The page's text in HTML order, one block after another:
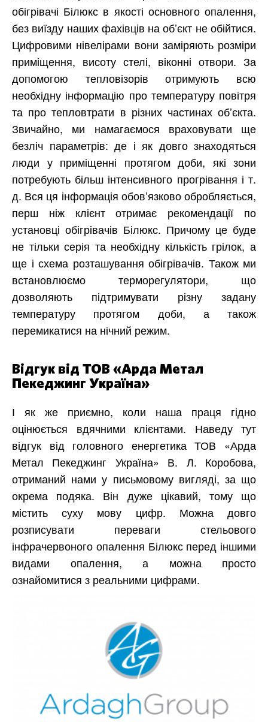
обігрівачі Білюкс в якості основного опалення,
без виїзду наших фахівців на об’єкт не обійтися.
Цифровими нівелірами вони заміряють розміри
приміщення, висоту стелі, віконні отвори. За
допомогою тепловізорів отримують всю
необхідну інформацію про температуру повітря
та про тепловтрати в різних частинах об’єкта.
Звичайно, ми намагаємося враховувати ще
безліч параметрів: де і як довго знаходяться
люди у приміщенні протягом доби, які зони
потребують більш інтенсивного прогрівання і т.
д. Вся ця інформація обов’язково обробляється,
перш ніж клієнт отримає рекомендації по
установці обігрівачів Білюкс. Причому це буде
не тільки серія та необхідну кількість грілок, а
ще і схема розташування обігрівачів. Також ми
встановлюємо терморегулятори, що
дозволяють підтримувати різну задану
температуру протягом доби, а також
перемикатися на нічний режим.
Відгук від ТОВ «Арда Метал
Пекеджинг Україна»
І як же приємно, коли наша праця гідно
оцінюється вдячними клієнтами. Наведу тут
відгук від головного енергетика ТОВ «Арда
Метал Пекеджинг Україна» В. Л. Коробова,
отриманий нами у письмовому вигляді, за що
окрема подяка. Він дуже цікавий, тому що
містить суху мову цифр. Можна довго
розписувати переваги стельового
інфрачервоного опалення Білюкс перед іншими
видами опалення, а можна просто
ознайомитися з реальними цифрами.